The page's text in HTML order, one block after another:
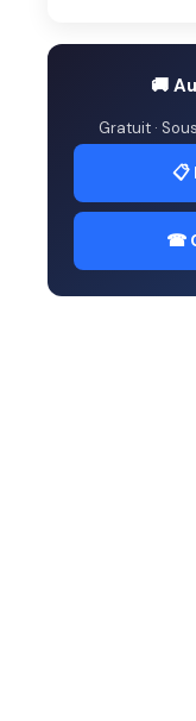
🚚
Gratuit ·
📋
☎